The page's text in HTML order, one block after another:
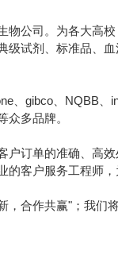
公司。为各大高
试剂、标准品、
、gibco、NQBB、
众多品牌。
订单的准确、高
的客户服务工程师
，合作共赢"；我们